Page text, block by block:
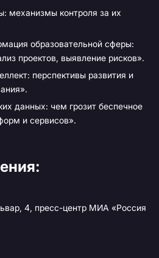
механизмы контроля за их
образовательной сферы:
проектов, выявление рисков».
перспективы развития и
данных: чем грозит беспечное
и сервисов».
4, пресс-центр МИА «Россия